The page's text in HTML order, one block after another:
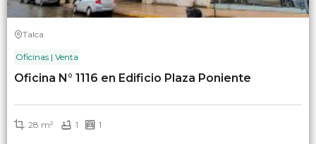
Talca
Oficinas | Venta
Oficina N° 1116 en Edificio Plaza Poniente
28 m² 1 1